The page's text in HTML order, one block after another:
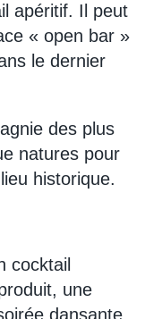
apéritif. Il peut
« open bar »
le dernier
des plus
natures pour
historique.
cocktail
une
dansante